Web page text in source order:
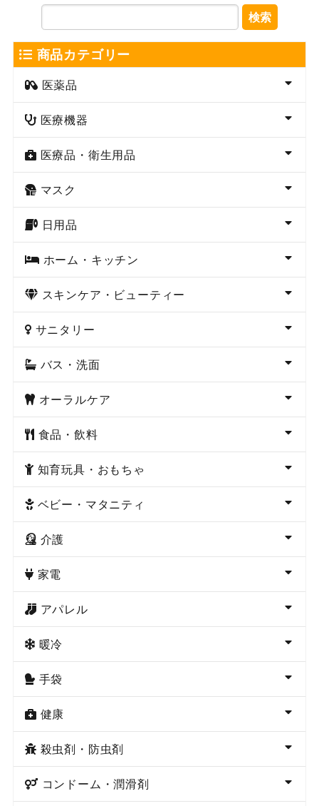
検索
商品カテゴリー
医薬品
医療機器
医療品・衛生用品
マスク
日用品
ホーム・キッチン
スキンケア・ビューティー
サニタリー
バス・洗面
オーラルケア
食品・飲料
知育玩具・おもちゃ
ベビー・マタニティ
介護
家電
アパレル
暖冷
手袋
健康
殺虫剤・防虫剤
コンドーム・潤滑剤